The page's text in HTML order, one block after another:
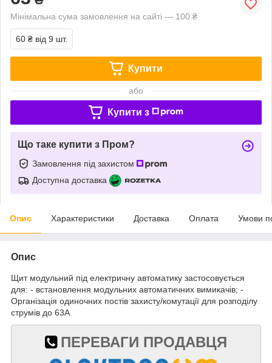
Мінімальна сума замовлення на сайті — 100 ₴
60 ₴ від 9 шт.
Купити
або
Купити з
Що таке купити з Пром?
Замовлення під захистом
Доступна доставка
Опис Характеристики Доставка Оплата Умови
Опис
Щит модульний під електричну автоматику застосовується
для: - встановлення модульних автоматичних вимикачів; -
Організація одиночних постів захисту/комутації для розподілу
струмів до 63А
ПЕРЕВАГИ ПРОДАВЦЯ